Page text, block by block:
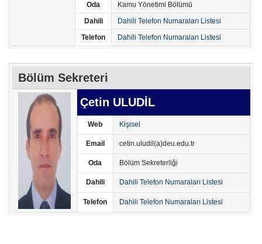
Oda
Kamu Yönetimi Bölümü
Dahili
Dahili Telefon Numaraları Listesi
Telefon
Dahili Telefon Numaraları Listesi
Bölüm Sekreteri
Çetin ULUDİL
Web Kişisel
Email cetin.uludil(a)deu.edu.tr
Oda Bölüm Sekreterliği
Dahili Dahili Telefon Numaraları Listesi
Telefon Dahili Telefon Numaraları Listesi